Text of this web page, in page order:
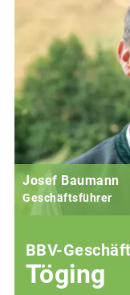
Josef Baumann
Geschäftsführer
BBV-
Töging